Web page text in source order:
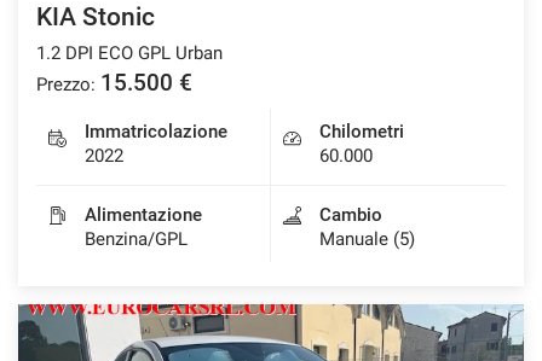
KIA Stonic
1.2 DPI ECO GPL Urban
Prezzo: 15.500 €
Immatricolazione
2022
Chilometri
60.000
Alimentazione
Benzina/GPL
Cambio
Manuale (5)